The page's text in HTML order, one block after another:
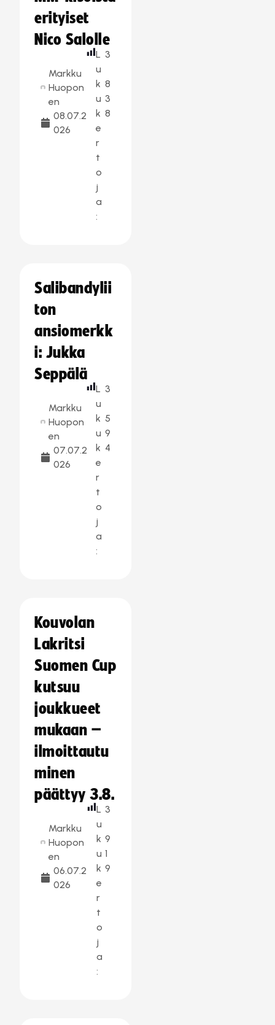
erityiset
Nico Salolle
Markku
Huopon
en
08.07.2
026
L
u
k
u
k
e
r
t
o
j
a
:
3
8
3
8
Salibandylii
ton
ansiomerkk
i: Jukka
Seppälä
Markku
Huopon
en
07.07.2
026
L
u
k
u
k
e
r
t
o
j
a
:
3
5
9
4
Kouvolan
Lakritsi
Suomen Cup
kutsuu
joukkueet
mukaan –
ilmoittautu
minen
päättyy 3.8.
Markku
Huopon
en
06.07.2
026
L
u
k
u
k
e
r
t
o
j
a
:
3
9
1
9